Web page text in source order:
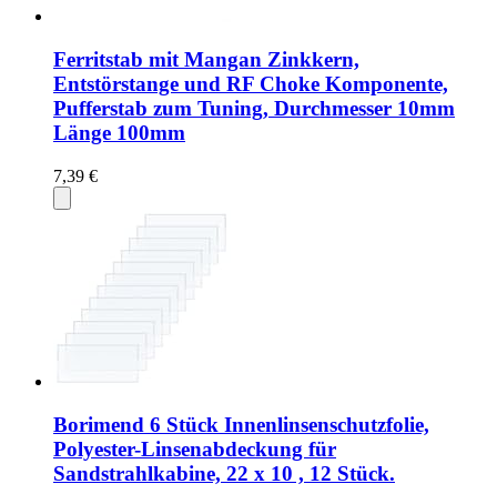
Ferritstab mit Mangan Zinkkern,
Entstörstange und RF Choke Komponente,
Pufferstab zum Tuning, Durchmesser 10mm
Länge 100mm
7,39 €
Borimend 6 Stück Innenlinsenschutzfolie,
Polyester-Linsenabdeckung für
Sandstrahlkabine, 22 x 10 , 12 Stück.